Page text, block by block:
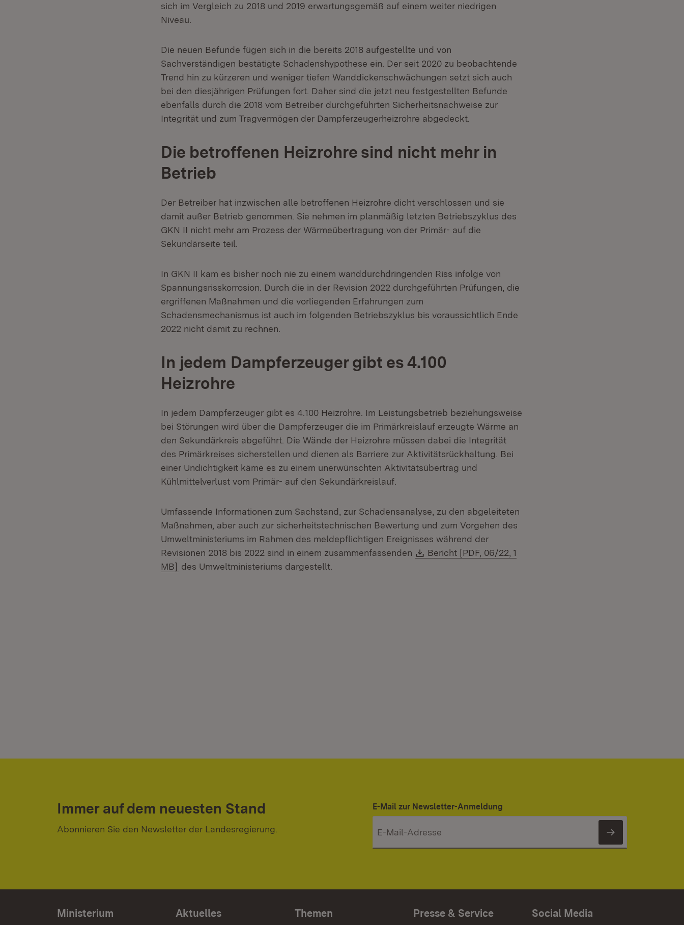
sich im Vergleich zu 2018 und 2019 erwartungsgemäß auf einem weiter niedrigen
Niveau.
Die neuen Befunde fügen sich in die bereits 2018 aufgestellte und von
Sachverständigen bestätigte Schadenshypothese ein. Der seit 2020 zu beobachtende
Trend hin zu kürzeren und weniger tiefen Wanddickenschwächungen setzt sich auch
bei den diesjährigen Prüfungen fort. Daher sind die jetzt neu festgestellten Befunde
ebenfalls durch die 2018 vom Betreiber durchgeführten Sicherheitsnachweise zur
Integrität und zum Tragvermögen der Dampferzeugerheizrohre abgedeckt.
Die betroffenen Heizrohre sind nicht mehr in
Betrieb
Der Betreiber hat inzwischen alle betroffenen Heizrohre dicht verschlossen und sie
damit außer Betrieb genommen. Sie nehmen im planmäßig letzten Betriebszyklus des
GKN II nicht mehr am Prozess der Wärmeübertragung von der Primär- auf die
Sekundärseite teil.
In GKN II kam es bisher noch nie zu einem wanddurchdringenden Riss infolge von
Spannungsrisskorrosion. Durch die in der Revision 2022 durchgeführten Prüfungen, die
ergriffenen Maßnahmen und die vorliegenden Erfahrungen zum
Schadensmechanismus ist auch im folgenden Betriebszyklus bis voraussichtlich Ende
2022 nicht damit zu rechnen.
In jedem Dampferzeuger gibt es 4.100
Heizrohre
In jedem Dampferzeuger gibt es 4.100 Heizrohre. Im Leistungsbetrieb beziehungsweise
bei Störungen wird über die Dampferzeuger die im Primärkreislauf erzeugte Wärme an
den Sekundärkreis abgeführt. Die Wände der Heizrohre müssen dabei die Integrität
des Primärkreises sicherstellen und dienen als Barriere zur Aktivitätsrückhaltung. Bei
einer Undichtigkeit käme es zu einem unerwünschten Aktivitätsübertrag und
Kühlmittelverlust vom Primär- auf den Sekundärkreislauf.
Umfassende Informationen zum Sachstand, zur Schadensanalyse, zu den abgeleiteten
Maßnahmen, aber auch zur sicherheitstechnischen Bewertung und zum Vorgehen des
Umweltministeriums im Rahmen des meldepflichtigen Ereignisses während der
Revisionen 2018 bis 2022 sind in einem zusammenfassenden
Download:
Bericht [PDF, 06/22, 1
MB] (Öffnet in neuem Fenster)
des Umweltministeriums dargestellt.
Immer auf dem neuesten Stand
Abonnieren Sie den Newsletter der Landesregierung.
E-Mail zur Newsletter-Anmeldung
Newsletter
Ministerium Aktuelles Themen Presse & Service Social Media